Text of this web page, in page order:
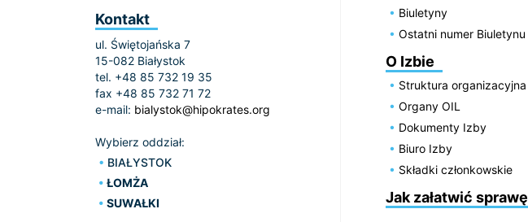
Kontakt
ul. Świętojańska 7
15-082 Białystok
tel. +48 85 732 19 35
fax +48 85 732 71 72
e-mail: bialystok@hipokrates.org
Wybierz oddział:
BIAŁYSTOK
ŁOMŻA
SUWAŁKI
Biuletyny
Ostatni numer Biuletynu
O Izbie
Struktura organizacyjna
Organy OIL
Dokumenty Izby
Biuro Izby
Składki członkowskie
Jak załatwić sprawę